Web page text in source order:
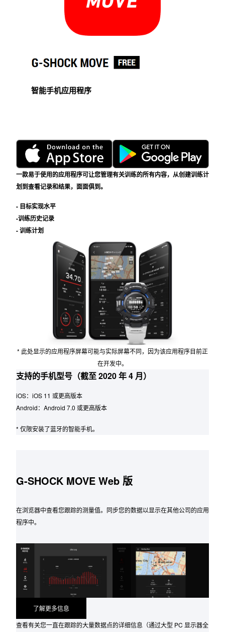
智能手机应用程序
一款易于使用的应用程序可让您管理有关训练的所有内容，从创建训练计
划到查看记录和结果，面面俱到。
- 目标实现水平
-训练历史记录
- 训练计划
* 此处显示的应用程序屏幕可能与实际屏幕不同，因为该应用程序目前正
在开发中。
支持的手机型号（截至 2020 年 4 月）
iOS：iOS 11 或更高版本
Android：Android 7.0 或更高版本
* 仅限安装了蓝牙的智能手机。
G-SHOCK MOVE Web 版
在浏览器中查看您跟踪的测量值。同步您的数据以显示在其他公司的应用
程序中。
了解更多信息
查看有关您一直在跟踪的大量数据点的详细信息（通过大型 PC 显示器全